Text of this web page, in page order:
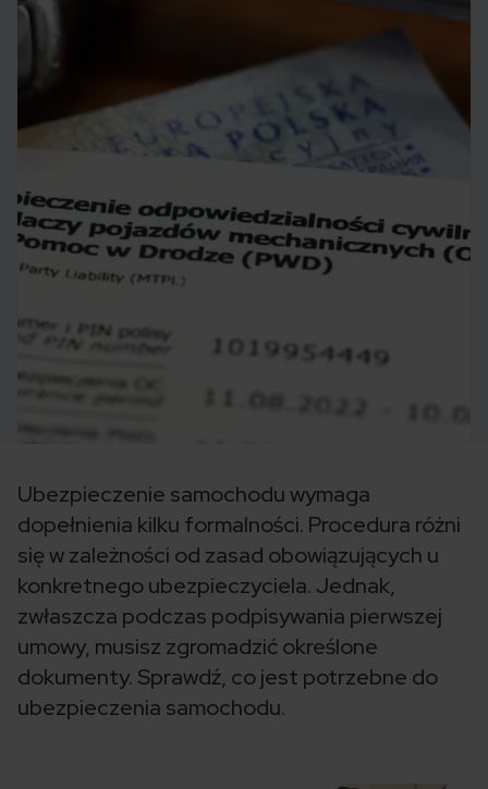
Ubezpieczenie samochodu wymaga
dopełnienia kilku formalności. Procedura różni
się w zależności od zasad obowiązujących u
konkretnego ubezpieczyciela. Jednak,
zwłaszcza podczas podpisywania pierwszej
umowy, musisz zgromadzić określone
dokumenty. Sprawdź, co jest potrzebne do
ubezpieczenia samochodu.